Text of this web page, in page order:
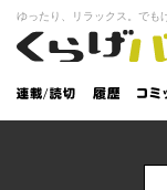
くらげバンチ
ゆったり、リラックス。でも
連載/読
切
履
歴
コ